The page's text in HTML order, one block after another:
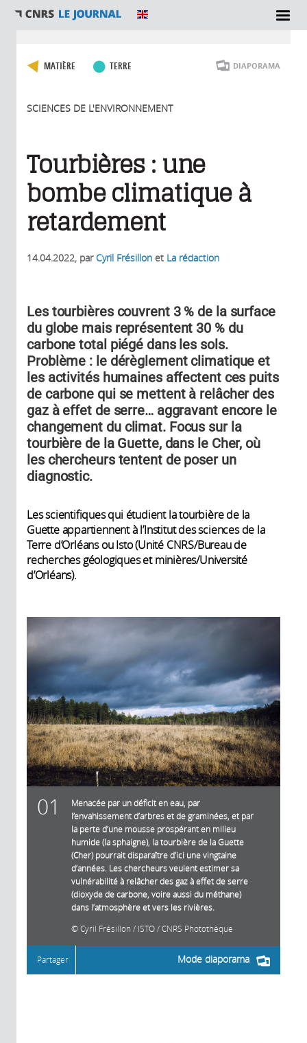
DIAPORAMA
MATIÈRE TERRE
SCIENCES DE L'ENVIRONNEMENT
Tourbières : une
bombe climatique à
retardement
14.04.2022, parCyril Frésillon et La rédaction
Les tourbières couvrent 3 % de la surface
du globe mais représentent 30 % du
carbone total piégé dans les sols.
Problème : le dérèglement climatique et
les activités humaines affectent ces puits
de carbone qui se mettent à relâcher des
gaz à effet de serre… aggravant encore le
changement du climat. Focus sur la
tourbière de la Guette, dans le Cher, où
les chercheurs tentent de poser un
diagnostic.
Les scientifiques qui étudient la tourbière de la
Guette appartiennent à l’Institut des sciences de la
Terre d’Orléans ou Isto (Unité CNRS/Bureau de
recherches géologiques et minières/Université
d’Orléans).
01
Menacée par un déficit en eau, par
l’envahissement d’arbres et de graminées, et par
la perte d’une mousse prospérant en milieu
humide (la sphaigne), la tourbière de la Guette
(Cher) pourrait disparaître d’ici une vingtaine
d’années. Les chercheurs veulent estimer sa
vulnérabilité à relâcher des gaz à effet de serre
(dioxyde de carbone, voire aussi du méthane)
dans l’atmosphère et vers les rivières.
Cyril Frésillon / ISTO / CNRS Photothèque
Mode diaporama
Partager